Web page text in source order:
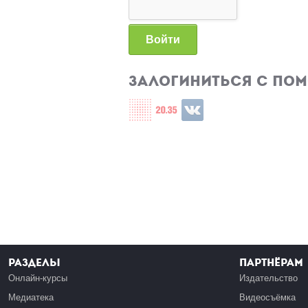
Войти
Залогиниться с
Login with СЦОС
Login with u2035
Login with ВКонтакте
Разделы
Онлайн-курсы
Медиатека
Партнёрам
Издательство
Видеосъёмка